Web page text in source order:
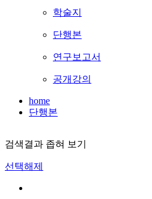
학술지
단행본
연구보고서
공개강의
home
단행본
검색결과 좁혀 보기
선택해제